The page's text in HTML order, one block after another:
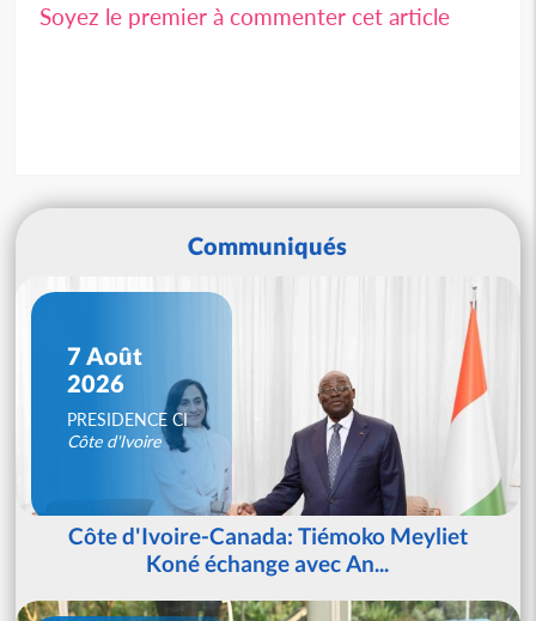
Soyez le premier à commenter cet article
Communiqués
7 Août
2026
PRESIDENCE CI
Côte d'Ivoire
Côte d'Ivoire-Canada: Tiémoko Meyliet
Koné échange avec An...